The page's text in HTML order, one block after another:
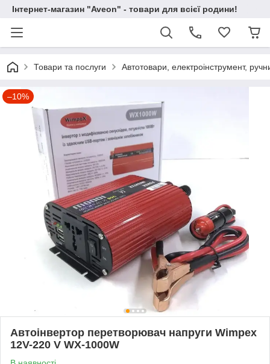
Інтернет-магазин "Aveon" - товари для всієї родини!
Товари та послуги Автотовари, електроінструмент,
–10%
Автоінвертор перетворювач напруги Wimpex
12V-220 V WX-1000W